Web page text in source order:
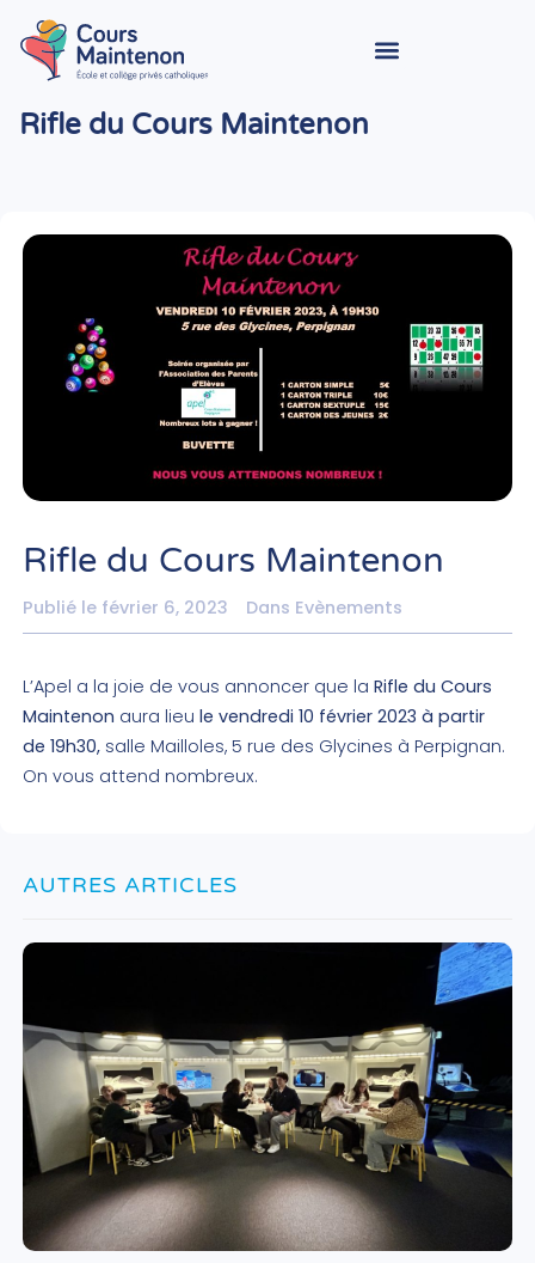
Rifle du Cours Maintenon
Rifle du Cours Maintenon
Publié le février 6, 2023 Dans Evènements
L’Apel a la joie de vous annoncer que laRifle du Cours
Maintenon aura lieule vendredi 10 février 2023 à partir
de 19h30, salle Mailloles, 5 rue des Glycines à Perpignan.
On vous attend nombreux.
AUTRES ARTICLES